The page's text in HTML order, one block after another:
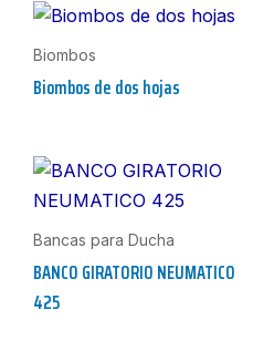
Biombos
Biombos de dos hojas
Bancas para Ducha
BANCO GIRATORIO NEUMATICO
425